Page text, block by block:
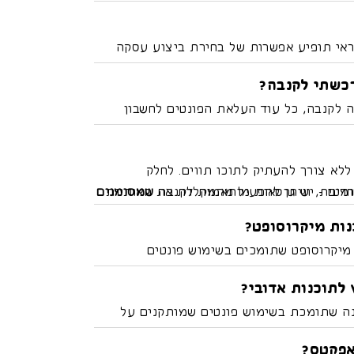
תופיע אפשרות של בחירת ביצוע עסקה
לקנבה?
לקנבה, כל עוד העלאת הפונטים לחשבון
צורך להעתיק לתוכו תווים. לחלק
- יש גרסאות מותאמות לקנבה שמסומנים
וניתן להפעיל מהמקלדת את האותיות
מיקרוסופט?
שתומכים בשימוש פונטים
אדובי?
שתומכת בשימוש פונטים שמותקנים על